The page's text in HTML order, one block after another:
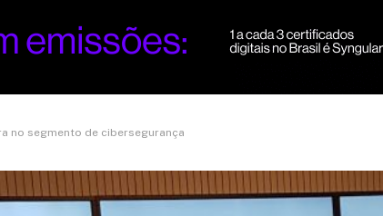
no segmento de cibersegurança